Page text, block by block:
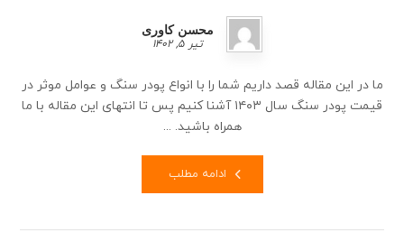
محسن کاوری
تیر ۵, ۱۴۰۲
ما در این مقاله قصد داریم شما را با انواع پودر سنگ و عوامل موثر در
قیمت پودر سنگ سال ۱۴۰۳ آشنا کنیم پس تا انتهای این مقاله با ما
همراه باشید. ...
ادامه مطلب